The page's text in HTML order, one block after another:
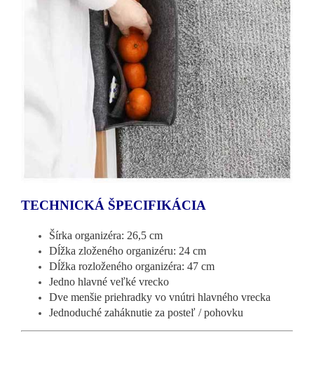
TECHNICKÁ ŠPECIFIKÁCIA
Šírka organizéra: 26,5 cm
Dĺžka zloženého organizéru: 24 cm
Dĺžka rozloženého organizéra: 47 cm
Jedno hlavné veľké vrecko
Dve menšie priehradky vo vnútri hlavného vrecka
Jednoduché zaháknutie za posteľ / pohovku